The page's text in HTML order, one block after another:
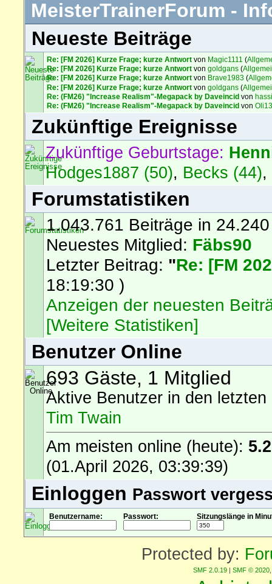
MeisterTrainerForum -
Neueste Beiträge
Re: [FM 2026] Kurze Frage; kurze Antwort von Magic1111 (
Re: [FM 2026] Kurze Frage; kurze Antwort vongoldgans (
Re: [FM 2026] Kurze Frage; kurze Antwort von Brave1983 (
Re: [FM 2026] Kurze Frage; kurze Antwort vongoldgans (
Re: (FM26) "Increase Realism"-Megapack by Daveincid von
Re: (FM26) "Increase Realism"-Megapack by Daveincid von
Zukünftige Ereignisse
Zukünftige Geburtstage:
Hodges1887 (50), Becks (44),
Forumstatistiken
1.043.761 Beiträge in
Neuestes Mitglied: Fäbs90
Letzter Beitrag: "Re: [FM
18:19:30 )
Anzeigen der neuesten
[Weitere Statistiken]
Benutzer Online
693 Gäste, 1 Mitglied
Aktive Benutzer in den letzten
Tim Twain
Am meisten online (heute):
(01.April 2026, 03:39:39)
Einloggen Passwort
Benutzername: Passwort: Sitzungslänge in
Protected by:
SMF 2.0.19 | SMF © 2020